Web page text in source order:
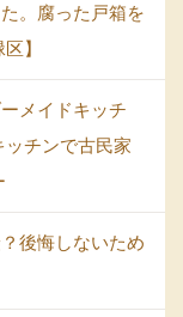
。腐った戸箱を
】
メイドキッチ
チンで古民家
後悔しないため